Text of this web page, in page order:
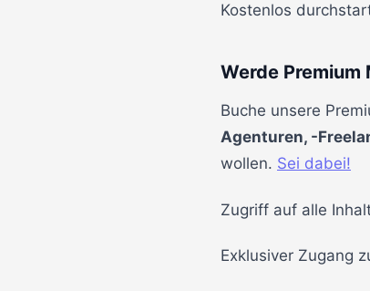
Kostenlos
Werde Premium
Buche unsere
Agenturen, -
wollen. Sei dabei!
Zugriff auf alle
Exklusiver Zugang